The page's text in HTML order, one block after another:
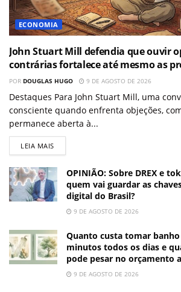
ECONOMIA
John Stuart Mill defendia que ouvir
contrárias fortalece até mesmo as
POR DOUGLAS HUGO 9 DE AGOSTO DE 2026
Destaques Para John Stuart Mill, uma
consciente quando enfrenta objeções,
permanece aberta à...
LEIA MAIS
OPINIÃO: Sobre DREX e
quem vai guardar as
digital do Brasil?
9 DE AGOSTO DE 2026
Quanto custa tomar
minutos todos os dias e
pode pesar no orçamento
9 DE AGOSTO DE 2026